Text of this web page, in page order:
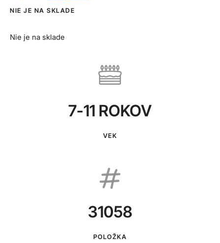
NIE JE NA SKLADE
Nie je na sklade
7-11 ROKOV
VEK
31058
POLOŽKA